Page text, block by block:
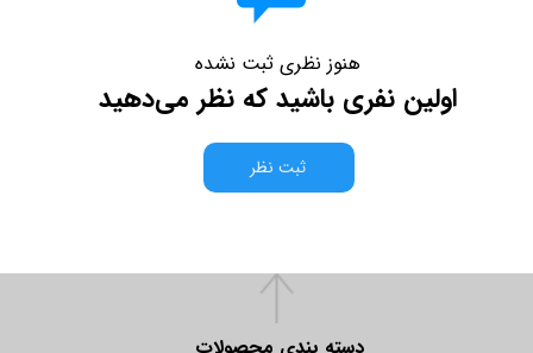
هنوز نظری ثبت نشده
اولین نفری باشید که نظر می‌دهید
ثبت نظر